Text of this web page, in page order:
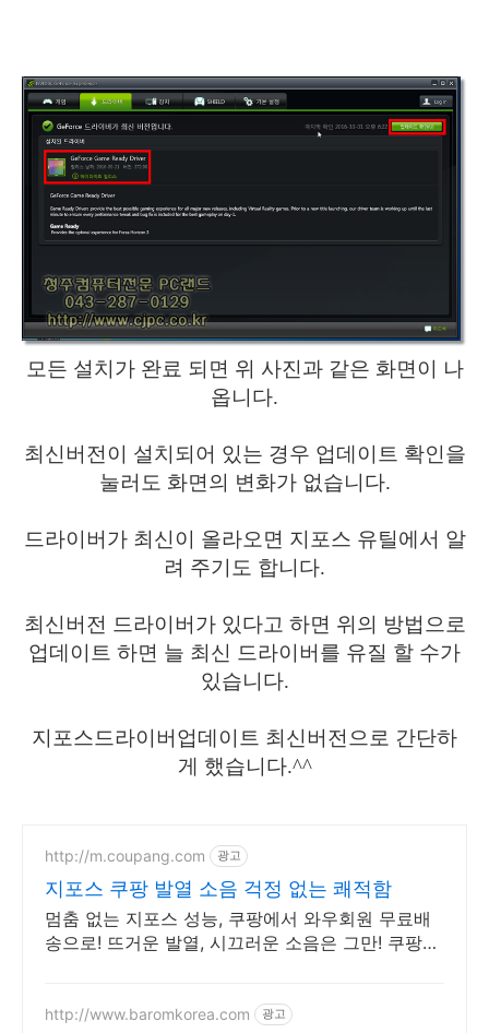
모든 설치가 완료 되면 위 사진과 같은 화면이 나
옵니다.
최신버전이 설치되어 있는 경우 업데이트 확인을
눌러도 화면의 변화가 없습니다.
드라이버가 최신이 올라오면 지포스 유틸에서 알
려 주기도 합니다.
최신버전 드라이버가 있다고 하면 위의 방법으로
업데이트 하면 늘 최신 드라이버를 유질 할 수가
있습니다.
지포스드라이버업데이트 최신버전으로 간단하
게 했습니다.^^
http://m.coupang.com 광고
지포스 쿠팡 발열 소음 걱정 없는 쾌적함
멈춤 없는 지포스 성능, 쿠팡에서 와우회원 무료배
송으로! 뜨거운 발열, 시끄러운 소음은 그만! 쿠팡에
http://www.baromkorea.com 광고